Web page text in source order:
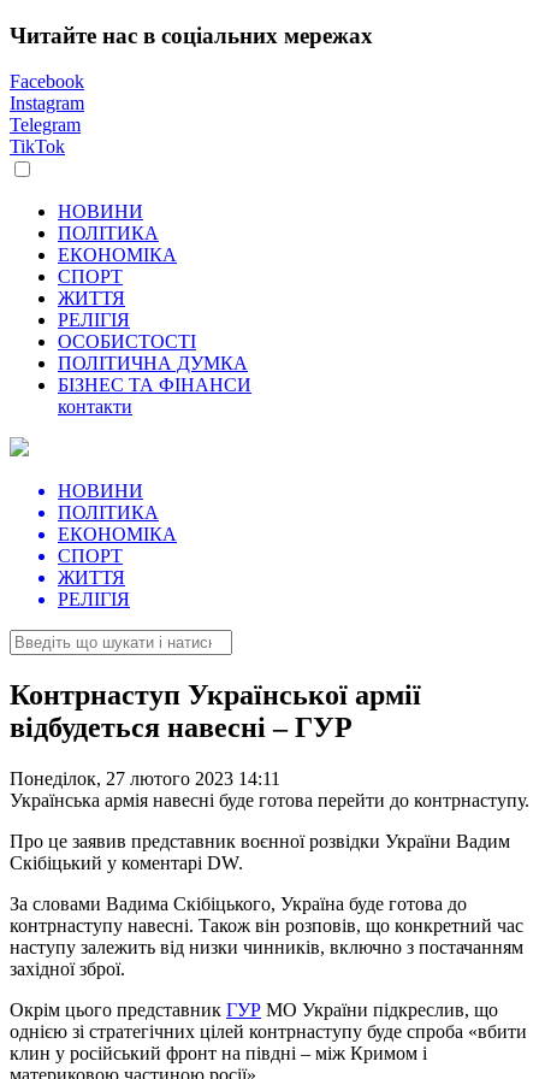
Читайте нас в соціальних мережах
Facebook
Instagram
Telegram
TikTok
НОВИНИ
ПОЛІТИКА
ЕКОНОМІКА
СПОРТ
ЖИТТЯ
РЕЛІГІЯ
ОСОБИСТОСТІ
ПОЛІТИЧНА ДУМКА
БІЗНЕС ТА ФІНАНСИ
контакти
НОВИНИ
ПОЛІТИКА
ЕКОНОМІКА
СПОРТ
ЖИТТЯ
РЕЛІГІЯ
Контрнаступ Української армії
відбудеться навесні – ГУР
Понеділок, 27 лютого 2023 14:11
Українська армія навесні буде готова перейти до контрнаступу.
Про це заявив представник воєнної розвідки України Вадим
Скібіцький у коментарі DW.
За словами Вадима Скібіцького, Україна буде готова до
контрнаступу навесні. Також він розповів, що конкретний час
наступу залежить від низки чинників, включно з постачанням
західної зброї.
Окрім цього представник ГУР МО України підкреслив, що
однією зі стратегічних цілей контрнаступу буде спроба «вбити
клин у російський фронт на півдні – між Кримом і